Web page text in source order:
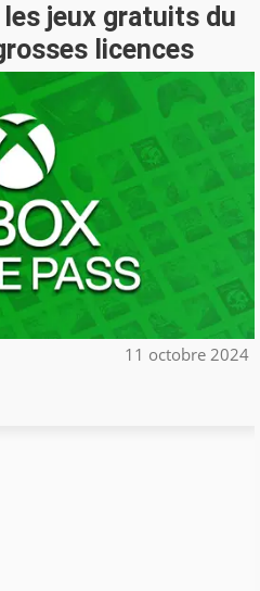
les jeux gratuits du
licences
11 octobre 2024